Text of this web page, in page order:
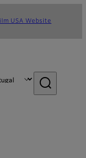
USA Website